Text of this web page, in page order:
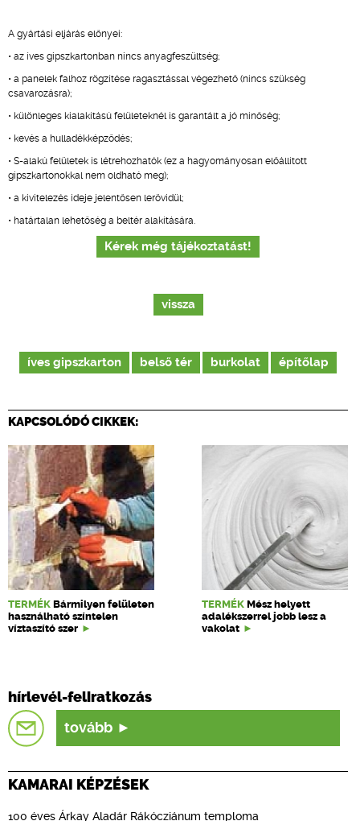
A gyártási eljárás előnyei:
• az íves gipszkartonban nincs anyagfeszültség;
• a panelek falhoz rögzítése ragasztással végezhető (nincs szükség
csavarozásra);
• különleges kialakítású felületeknél is garantált a jó minőség;
• kevés a hulladékképződés;
• S-alakú felületek is létrehozhatók (ez a hagyományosan előállított
gipszkartonokkal nem oldható meg);
• a kivitelezés ideje jelentősen lerövidül;
• határtalan lehetőség a beltér alakítására.
Kérek még tájékoztatást!
vissza
íves gipszkarton belső tér burkolat építőlap
KAPCSOLÓDÓ CIKKEK:
TERMÉK Bármilyen felületen
használható színtelen
víztaszító szer
TERMÉK Mész helyett
adalékszerrel jobb lesz a
vakolat
hírlevél-feliratkozás
tovább
KAMARAI KÉPZÉSEK
100 éves Árkay Aladár Rákócziánum temploma